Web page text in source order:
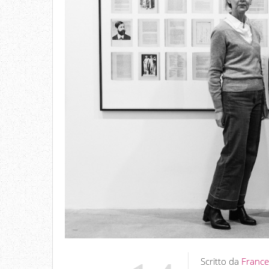
Scritto da